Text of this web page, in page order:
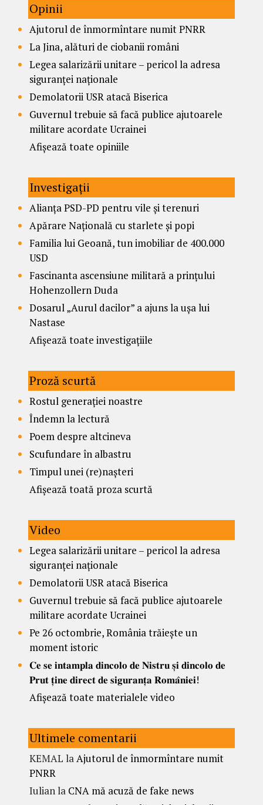
Opinii
Ajutorul de înmormîntare numit PNRR
La Jina, alături de ciobanii români
Legea salarizării unitare – pericol la adresa
siguranței naționale
Demolatorii USR atacă Biserica
Guvernul trebuie să facă publice ajutoarele
militare acordate Ucrainei
Afișează toate opiniile
Investigații
Alianța PSD-PD pentru vile și terenuri
Apărare Națională cu starlete și popi
Familia lui Geoană, tun imobiliar de 400.000
USD
Fascinanta ascensiune militară a prințului
Hohenzollern Duda
Dosarul „Aurul dacilor” a ajuns la ușa lui
Nastase
Afișează toate investigațiile
Proză scurtă
Rostul generației noastre
Îndemn la lectură
Poem despre altcineva
Scufundare în albastru
Timpul unei (re)nașteri
Afișează toată proza scurtă
Video
Legea salarizării unitare – pericol la adresa
siguranței naționale
Demolatorii USR atacă Biserica
Guvernul trebuie să facă publice ajutoarele
militare acordate Ucrainei
Pe 26 octombrie, România trăiește un
moment istoric
𝐂𝐞 𝐬𝐞 𝐢𝐧𝐭𝐚𝐦𝐩𝐥𝐚 𝐝𝐢𝐧𝐜𝐨𝐥𝐨 𝐝𝐞 𝐍𝐢𝐬𝐭𝐫𝐮 𝐬̦𝐢 𝐝𝐢𝐧𝐜𝐨𝐥𝐨 𝐝𝐞
𝐏𝐫𝐮𝐭 𝐭̦𝐢𝐧𝐞 𝐝𝐢𝐫𝐞𝐜𝐭 𝐝𝐞 𝐬𝐢𝐠𝐮𝐫𝐚𝐧𝐭̦𝐚 𝐑𝐨𝐦𝐚̂𝐧𝐢𝐞𝐢!
Afișează toate materialele video
Ultimele comentarii
KEMAL laAjutorul de înmormîntare numit
PNRR
Iulianla CNA mă acuză de fake news